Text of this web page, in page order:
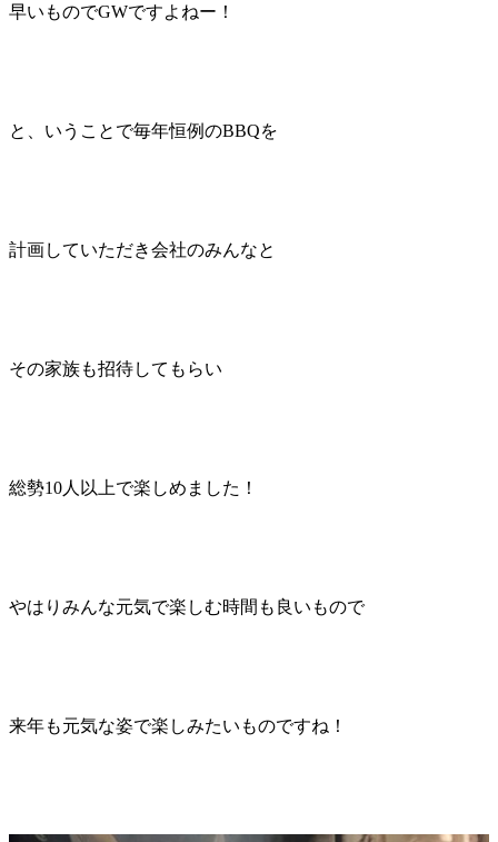
早いものでGWですよねー！
と、いうことで毎年恒例のBBQを
計画していただき会社のみんなと
その家族も招待してもらい
総勢10人以上で楽しめました！
やはりみんな元気で楽しむ時間も良いもので
来年も元気な姿で楽しみたいものですね！